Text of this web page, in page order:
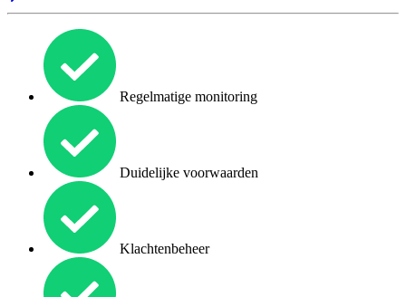
Regelmatige monitoring
Duidelijke voorwaarden
Klachtenbeheer